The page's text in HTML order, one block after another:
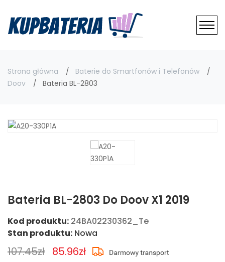
Strona główna
Baterie do Smartfonów i Telefonów
Doov
Bateria BL-2803
Bateria BL-2803 Do Doov X1 2019
Kod produktu: 24BA02230362_Te
Stan produktu: Nowa
107.45zł 85.96zł